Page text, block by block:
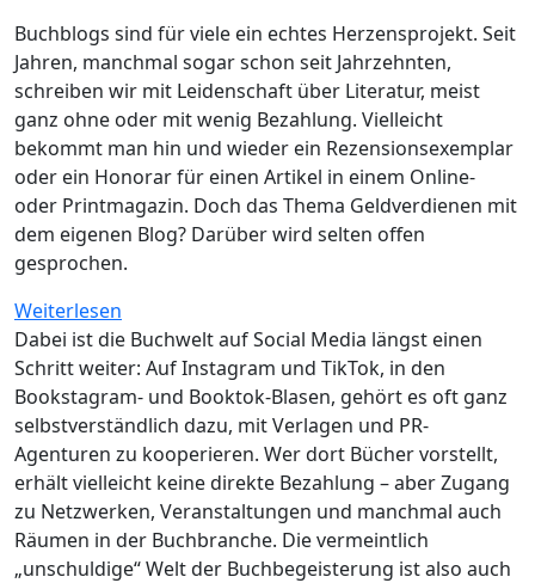
Buchblogs sind für viele ein echtes Herzensprojekt. Seit
Jahren, manchmal sogar schon seit Jahrzehnten,
schreiben wir mit Leidenschaft über Literatur, meist
ganz ohne oder mit wenig Bezahlung. Vielleicht
bekommt man hin und wieder ein Rezensionsexemplar
oder ein Honorar für einen Artikel in einem Online-
oder Printmagazin. Doch das Thema Geldverdienen mit
dem eigenen Blog? Darüber wird selten offen
gesprochen.
Weiterlesen
Affiliate-
Programme
für
Literatur-
und
Buchblogger
–
ein
Vergleich
Dabei ist die Buchwelt auf Social Media längst einen
Schritt weiter: Auf Instagram und TikTok, in den
Bookstagram- und Booktok-Blasen, gehört es oft ganz
selbstverständlich dazu, mit Verlagen und PR-
Agenturen zu kooperieren. Wer dort Bücher vorstellt,
erhält vielleicht keine direkte Bezahlung – aber Zugang
zu Netzwerken, Veranstaltungen und manchmal auch
Räumen in der Buchbranche. Die vermeintlich
„unschuldige“ Welt der Buchbegeisterung ist also auch